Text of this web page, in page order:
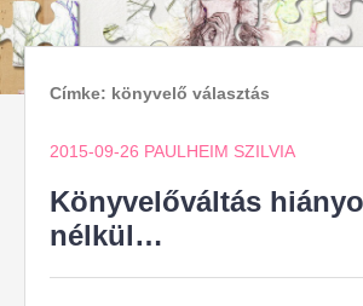
content
Címke: könyvelő választás
2015-09-26 PAULHEIM SZILVIA
Könyvelőváltás
nélkül…